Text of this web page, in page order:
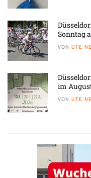
Sonntag
VON UTE
im
VON UTE